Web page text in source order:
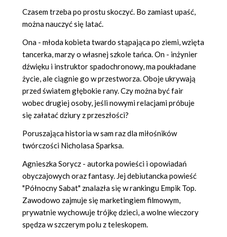
Czasem trzeba po prostu skoczyć. Bo zamiast upaść,
można nauczyć się latać.
Ona - młoda kobieta twardo stąpająca po ziemi, wzięta
tancerka, marzy o własnej szkole tańca. On - inżynier
dźwięku i instruktor spadochronowy, ma poukładane
życie, ale ciągnie go w przestworza. Oboje ukrywają
przed światem głębokie rany. Czy można być fair
wobec drugiej osoby, jeśli nowymi relacjami próbuje
się załatać dziury z przeszłości?
Poruszająca historia w sam raz dla miłośników
twórczości Nicholasa Sparksa.
Agnieszka Sorycz - autorka powieści i opowiadań
obyczajowych oraz fantasy. Jej debiutancka powieść
"Północny Sabat" znalazła się w rankingu Empik Top.
Zawodowo zajmuje się marketingiem filmowym,
prywatnie wychowuje trójkę dzieci, a wolne wieczory
spędza w szczerym polu z teleskopem.